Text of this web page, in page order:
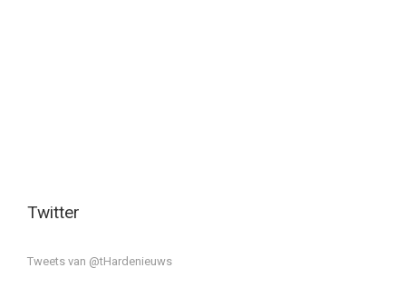
Twitter
Tweets van @tHardenieuws